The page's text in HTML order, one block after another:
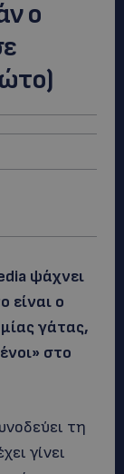
ο
ψάχνει
είναι ο
γάτας,
στο
τη
γίνει